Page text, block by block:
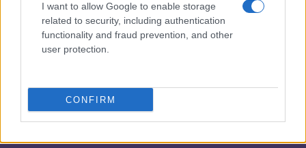
I want to allow Google to enable storage
related to security, including authentication
functionality and fraud prevention, and other
user protection.
CONFIRM
¿Tienes hambre? Recetas, consejos de cocina y guías